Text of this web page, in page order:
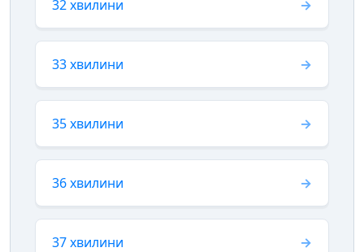
32 хвилини
33 хвилини
35 хвилини
36 хвилини
37 хвилини